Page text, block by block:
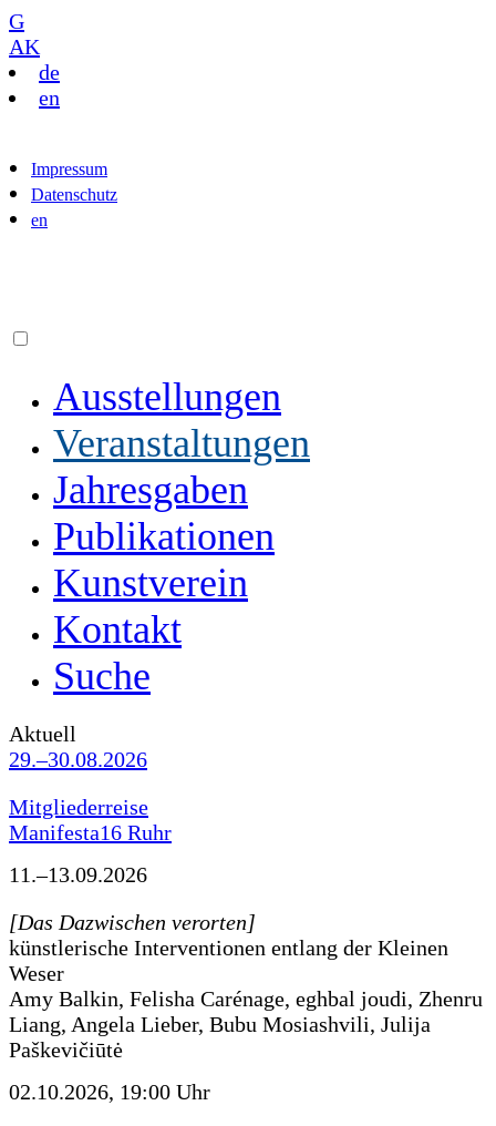
G
AK
de
en
Impressum
Datenschutz
en
Ausstellungen
Veranstaltungen
Jahresgaben
Publikationen
Kunstverein
Kontakt
Suche
Aktuell
29.–30.08.2026
Mitgliederreise
Manifesta16 Ruhr
11.–13.09.2026
[Das Dazwischen verorten]
künstlerische Interventionen entlang der Kleinen
Weser
Amy Balkin, Felisha Carénage, eghbal joudi, Zhenru
Liang, Angela Lieber, Bubu Mosiashvili, Julija
Paškevičiūtė
02.10.2026, 19:00 Uhr